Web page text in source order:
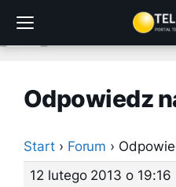
treści
Odpowiedz
Start › Forum ›
12 lutego 2013 o 19:16